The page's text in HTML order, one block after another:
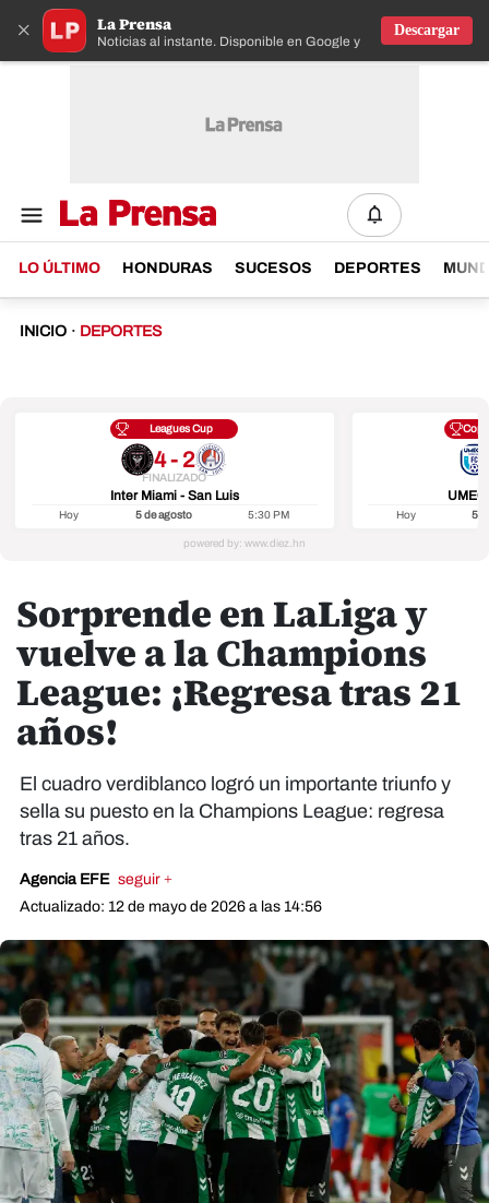
× La Prensa
Noticias al instante. Disponible en Google y IOS
Descargar
LO ÚLTIMO HONDURAS SUCESOS DEPORTES
INICIO · DEPORTES
Leagues Cup
4 - 2
FINALIZADO
Inter Miami - San Luis
Hoy 5 de agosto 5:30 PM Hoy 5
Sorprende en LaLiga y
vuelve a la Champions
League: ¡Regresa tras 21
años!
El cuadro verdiblanco logró un importante triunfo y
sella su puesto en la Champions League: regresa
tras 21 años.
Agencia EFE seguir +
Actualizado: 12 de mayo de 2026 a las 14:56